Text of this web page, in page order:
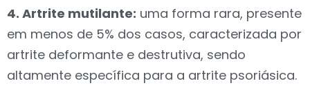
4. Artrite mutilante: uma forma rara, presente
em menos de 5% dos casos, caracterizada por
artrite deformante e destrutiva, sendo
altamente específica para a artrite psoriásica.